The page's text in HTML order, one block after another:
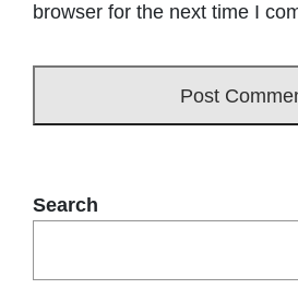
browser for the next time I
Search